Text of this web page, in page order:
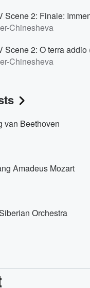
Chinesheva
Chinesheva
van Beethoven
Amadeus Mozart
Orchestra